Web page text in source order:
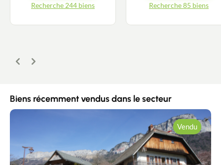
Recherche 244 biens Recherche 85 biens
Précédent
Suivant
Biens récemment vendus dans le secteur
Vendu